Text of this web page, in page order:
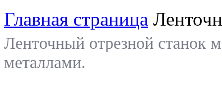
Главная страница
Ленточный отрезной станок
металлами.